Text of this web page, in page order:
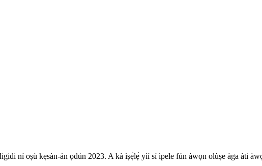
ní oṣù kẹsàn-án ọdún 2023. A kà ìṣẹ̀lẹ̀ yìí sí ìpele fún àwọn olùṣe àga àti